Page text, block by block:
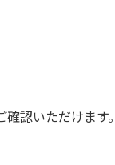
認いただけます。